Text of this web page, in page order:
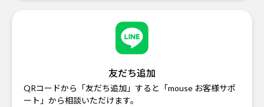
友だち追加
QRコードから「友だち追加」すると「mouse お客様サポ
ート」から相談いただけます。